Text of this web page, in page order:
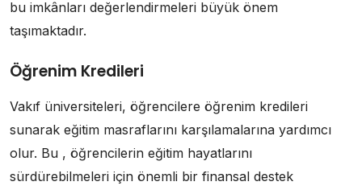
bu imkânları değerlendirmeleri büyük önem
taşımaktadır.
Öğrenim Kredileri
Vakıf üniversiteleri, öğrencilere öğrenim kredileri
sunarak eğitim masraflarını karşılamalarına yardımcı
olur. Bu , öğrencilerin eğitim hayatlarını
sürdürebilmeleri için önemli bir finansal destek